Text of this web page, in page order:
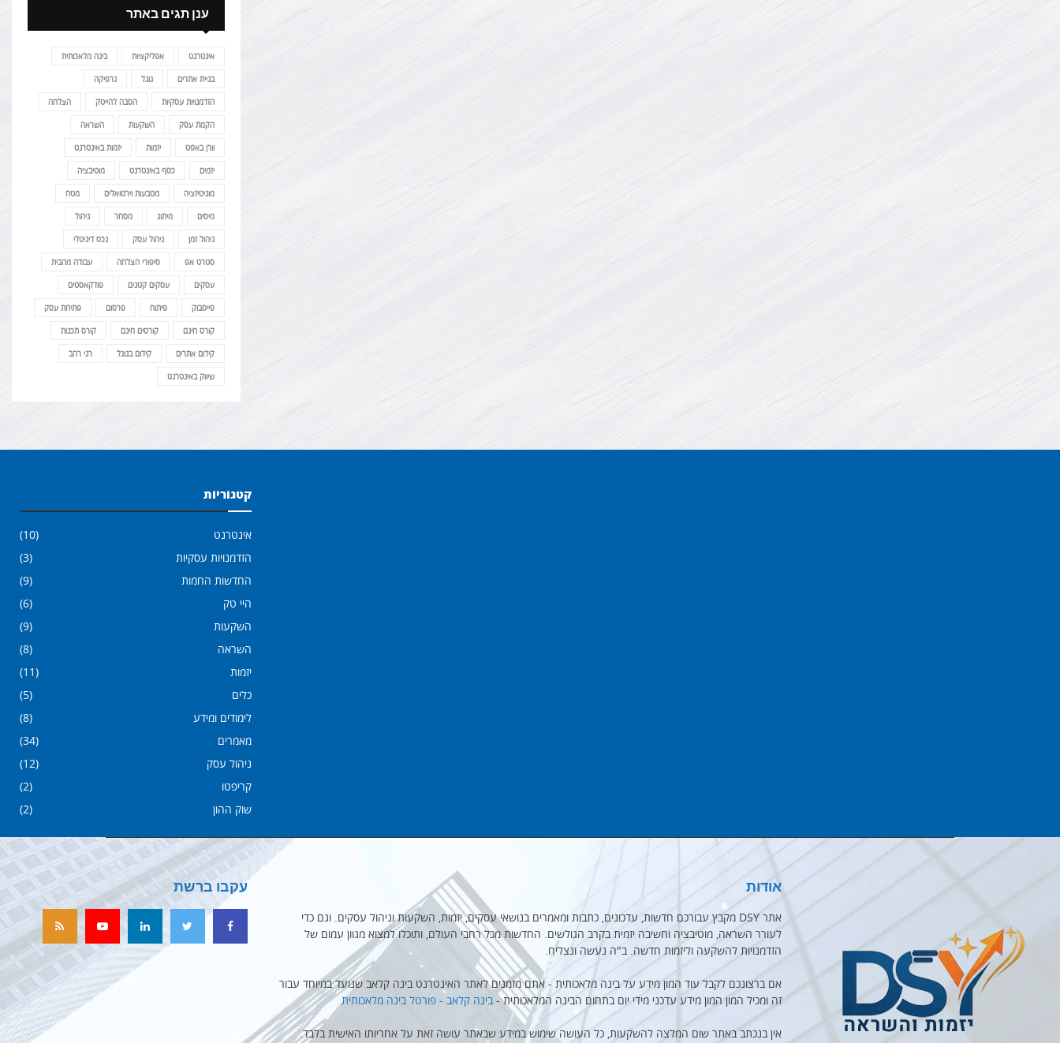
ענן תגים באתר
אינטרנט אפליקציות בינה מלאכותית
בניית אתרים גוגל גרפיקה
הזדמנויות עסקיות הסבה להייטק הצלחה
הקמת עסק השקעות השראה
וורן באפט יזמות יזמות באינטרנט
יזמים כסף באינטרנט מוטיבציה
מוניטיזציה מטבעות וירטואלים מטח
מיסים מיתוג מסחר ניהול
ניהול זמן ניהול עסק נכס דיגיטלי
סטרט אפ סיפורי הצלחה עבודה מהבית
עסקים עסקים קטנים פודקאסטים
פייסבוק פיתוח פרסום פתיחת עסק
קורס חינם קורסים חינם קורס תכנות
קידום אתרים קידום בגוגל רני רהב
שיווק באינטרנט
קטגוריות
אינטרנט
(10)
הזדמנויות עסקיות
(3)
החדשות החמות
(9)
היי טק
(6)
השקעות
(9)
השראה
(8)
יזמות
(11)
כלים
(5)
לימודים ומידע
(8)
מאמרים
(34)
ניהול עסק
(12)
קריפטו
(2)
שוק ההון
(2)
אודות
אתר DSY מקבץ עבורכם חדשות, עדכונים, כתבות ומאמרים בנושאי עסקים, יזמות, השקעות וניהול עסקים. וגם כדי
לעורר השראה, מוטיבציה וחשיבה יזמית בקרב הגולשים. החדשות מכל רחבי העולם, ותוכלו למצוא מגוון עמום של
הזדמנויות להשקעה וליזמות חדשה. ב"ה נעשה ונצליח.
אם ברצונכם לקבל עוד המון מידע על בינה מלאכותית - אתם מזמנים לאתר האינטרנט בינה קלאב שנועד במיוחד עבור
זה ומכיל המון המון מידע עדכני מידי יום בתחום הבינה המלאכותית -בינה קלאב - פורטל בינה מלאכותית
אין בנכתב באתר שום המלצה להשקעות, כל העושה שימוש במידע שבאתר עושה זאת על אחריותו האישית בלבד.
עקבו ברשת